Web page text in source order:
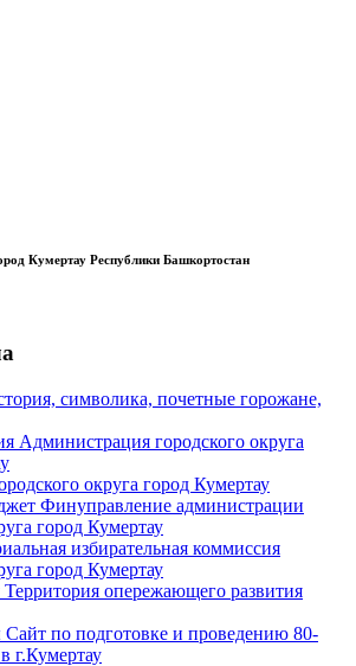
Кумертау Республики Башкортостан
символика, почетные горожане,
Администрация городского округа
округа город Кумертау
Финуправление администрации
город Кумертау
избирательная коммиссия
город Кумертау
Территория опережающего развития
Сайт по подготовке и проведению 80-
г.Кумертау